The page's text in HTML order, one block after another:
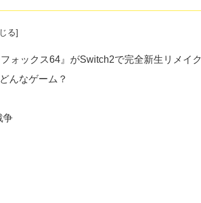
ックス64』がSwitch2で完全新生リメイク
んなゲーム？
争